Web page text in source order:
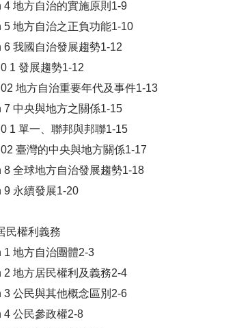
4 地方自治的實施原則1-9
5 地方自治之正負功能1-10
6 我國自治發展趨勢1-12
1 發展趨勢1-12
地方自治重要年代及事件1-13
7 中央與地方之關係1-15
1 單一、聯邦與邦聯1-15
臺灣的中央與地方關係1-17
8 全球地方自治發展趨勢1-18
9 永續發展1-20
民權利義務
1 地方自治團體2-3
2 地方居民權利及義務2-4
3 公民與其他概念區別2-6
4 公民參政權2-8